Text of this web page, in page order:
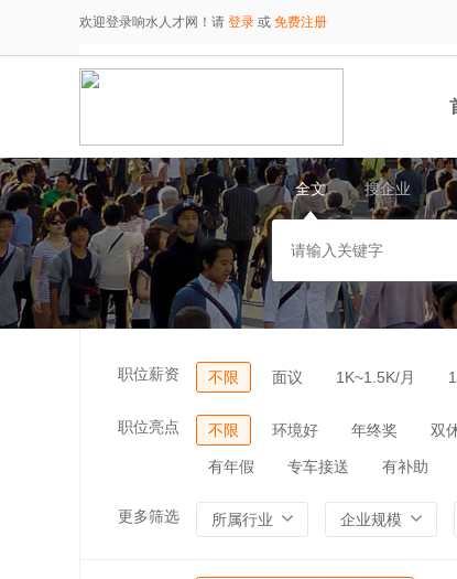
欢迎登录响水人才网！请 登录 或 免费注册
全文 搜企业
职位薪资 不限 面议 1K~1.5K/月
职位亮点 不限 环境好 年终奖 双
有年假 专车接送 有补助
更多筛选 所属行业 企业规模